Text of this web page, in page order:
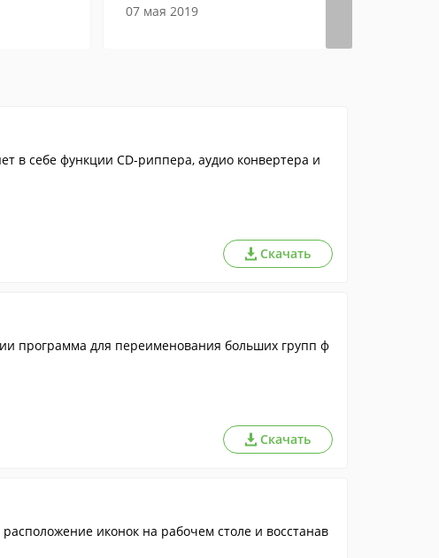
07 мая 2019
в себе функции CD-риппера, аудио конвертера и
Скачать
программа для переименования больших групп ф
Скачать
иконок на рабочем столе и восстанав